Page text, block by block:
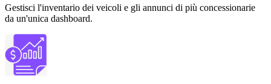
Gestisci l'inventario dei veicoli e gli annunci di più concessionarie
da un'unica dashboard.